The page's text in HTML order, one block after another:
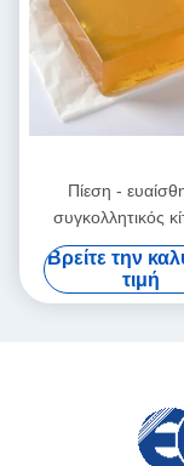
Πίεση -
συγκολλητικός
λειωμένων
συσκευασίας
υγρές πλαστικές
Βρείτε την
τιμή